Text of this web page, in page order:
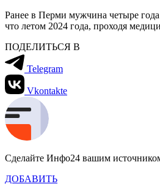
Ранее в Перми мужчина четыре года
что летом 2024 года, проходя
ПОДЕЛИТЬСЯ В
Telegram
Vkontakte
Сделайте Инфо24 вашим
ДОБАВИТЬ